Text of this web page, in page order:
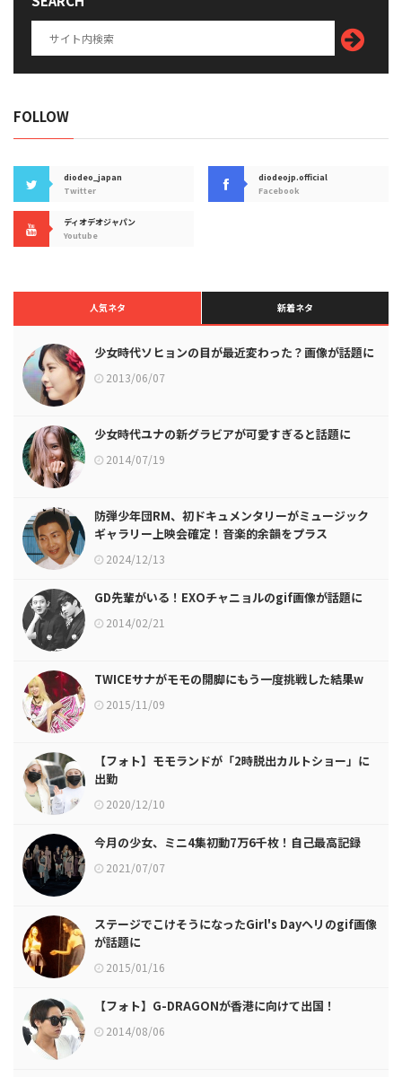
FOLLOW
diodeo_japan
Twitter
diodeojp.official
Facebook
ディオデオジャパン
Youtube
人気ネタ 新着ネタ
少女時代ソヒョンの目が最近変わった？画像が話題に
2013/06/07
少女時代ユナの新グラビアが可愛すぎると話題に
2014/07/19
防弾少年団RM、初ドキュメンタリーがミュージック
ギャラリー上映会確定！音楽的余韻をプラス
2024/12/13
GD先輩がいる！EXOチャニョルのgif画像が話題に
2014/02/21
TWICEサナがモモの開脚にもう一度挑戦した結果w
2015/11/09
【フォト】モモランドが「2時脱出カルトショー」に
出勤
2020/12/10
今月の少女、ミニ4集初動7万6千枚！自己最高記録
2021/07/07
ステージでこけそうになったGirl's Dayヘリのgif画像
が話題に
2015/01/16
【フォト】G-DRAGONが香港に向けて出国！
2014/08/06